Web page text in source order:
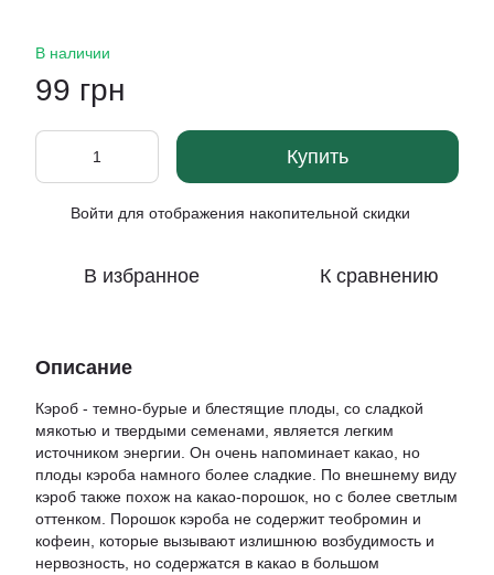
В наличии
99 грн
Купить
Войти для отображения накопительной скидки
В избранное К сравнению
Описание
Кэроб - темно-бурые и блестящие плоды, со сладкой
мякотью и твердыми семенами, является легким
источником энергии. Он очень напоминает какао, но
плоды кэроба намного более сладкие. По внешнему виду
кэроб также похож на какао-порошок, но с более светлым
оттенком. Порошок кэроба не содержит теобромин и
кофеин, которые вызывают излишнюю возбудимость и
нервозность, но содержатся в какао в большом